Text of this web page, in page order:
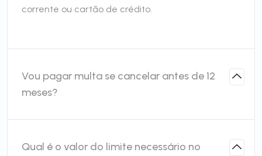
corrente ou cartão de crédito.
Vou pagar multa se cancelar antes de 12
meses?
Qual é o valor do limite necessário no